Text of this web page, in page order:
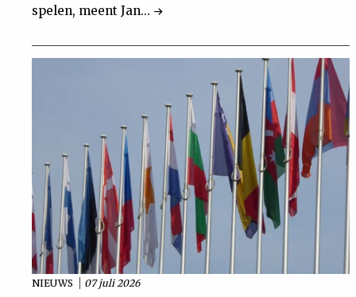
spelen, meent Jan...
NIEUWS 07 juli 2026